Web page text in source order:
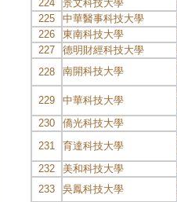
224
景文科技大學
225
中華醫事科技大學
226
東南科技大學
227
德明財經科技大學
228
南開科技大學
229 中華科技大學
230
僑光科技大學
231
育達科技大學
232
美和科技大學
233
吳鳳科技大學